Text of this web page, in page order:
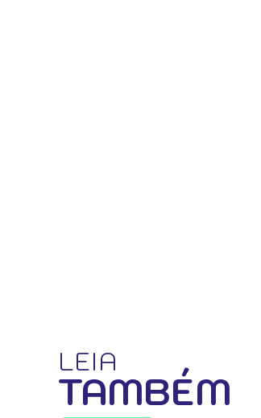
LEIA
TAMBÉM